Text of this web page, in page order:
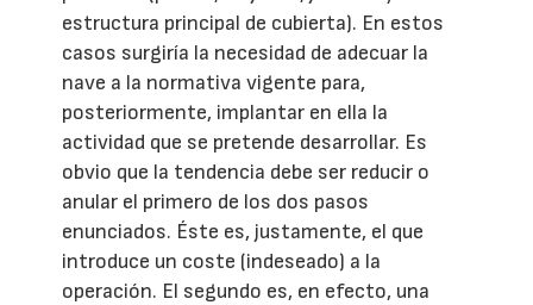
estructura principal de cubierta). En estos
casos surgiría la necesidad de adecuar la
nave a la normativa vigente para,
posteriormente, implantar en ella la
actividad que se pretende desarrollar. Es
obvio que la tendencia debe ser reducir o
anular el primero de los dos pasos
enunciados. Éste es, justamente, el que
introduce un coste (indeseado) a la
operación. El segundo es, en efecto, una